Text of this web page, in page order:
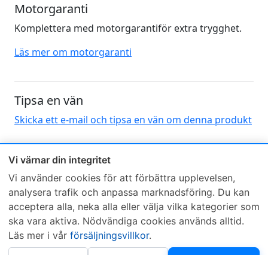
Vi värnar din integritet
Vi använder cookies för att förbättra upplevelsen,
analysera trafik och anpassa marknadsföring. Du kan
acceptera alla, neka alla eller välja vilka kategorier som
ska vara aktiva. Nödvändiga cookies används alltid.
Läs mer i vår försäljningsvillkor.
Motorgaranti
Komplettera med motorgarantiför extra trygghet.
Läs mer om motorgaranti
Tipsa en vän
Skicka ett e-mail och tipsa en vän om denna produkt
Sveriges mest sålda dieselbox
Kontakta KCR
Om KCR/Garantier
Sök KCR-box